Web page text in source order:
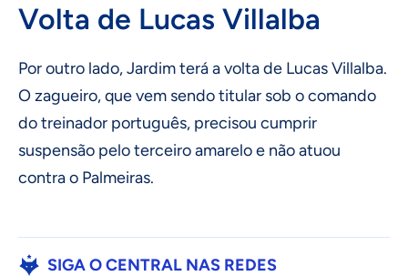
Volta de Lucas Villalba
Por outro lado, Jardim terá a volta de Lucas Villalba.
O zagueiro, que vem sendo titular sob o comando
do treinador português, precisou cumprir
suspensão pelo terceiro amarelo e não atuou
contra o Palmeiras.
SIGA O CENTRAL NAS REDES